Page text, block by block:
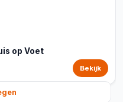
op Voet
Bekijk